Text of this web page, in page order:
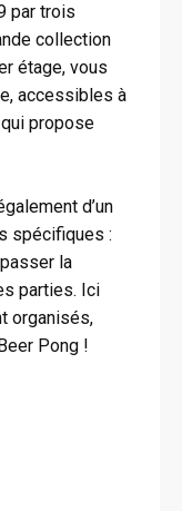
par trois
collection
étage, vous
accessibles à
propose
d’un
spécifiques :
la
parties. Ici
organisés,
Pong !